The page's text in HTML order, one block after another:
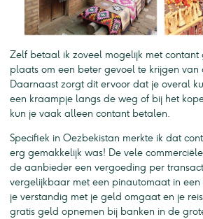
Zelf betaal ik zoveel mogelijk met contant
plaats om een beter gevoel te krijgen
Daarnaast zorgt dit ervoor dat je overal
een kraampje langs de weg of bij het
kun je vaak alleen contant betalen.
Specifiek in Oezbekistan merkte ik dat
erg gemakkelijk was! De vele
de aanbieder een vergoeding per
vergelijkbaar met een pinautomaat in
je verstandig met je geld omgaat en je
gratis geld opnemen bij banken in de